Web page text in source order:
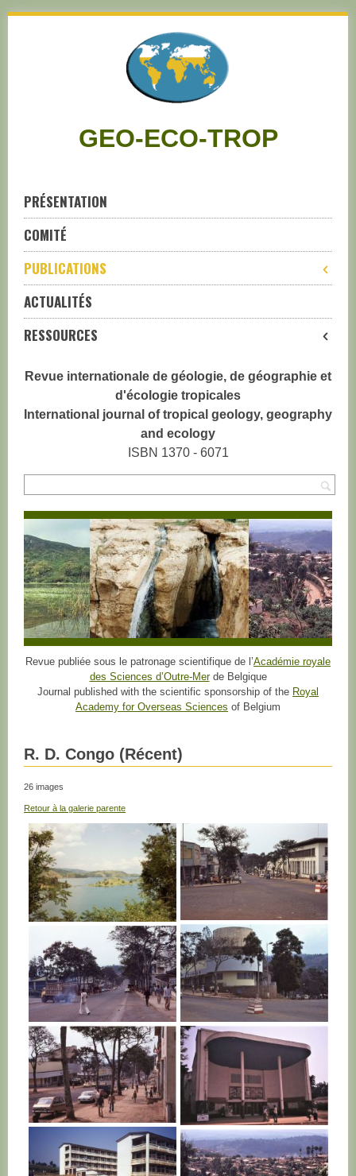
GEO-ECO-TROP
PRÉSENTATION
COMITÉ
PUBLICATIONS
ACTUALITÉS
RESSOURCES
Revue internationale de géologie, de géographie et
d'écologie tropicales
International journal of tropical geology, geography
and ecology
ISBN 1370 - 6071
Revue publiée sous le patronage scientifique de l’Académie royale
des Sciences d’Outre-Merde Belgique
Journal published with the scientific sponsorship of the Royal
Academy for Overseas Sciences of Belgium
R. D. Congo (Récent)
26 images
Retour à la galerie parente
R. D. CONGO R. D. CONGO
R. D. CONGO
R. D. CONGO
R. D. CONGO